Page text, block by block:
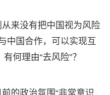
来没有把中国视为风险
中国合作，可以实现互
何理由“去风险”？
的政治氛围“非常意识